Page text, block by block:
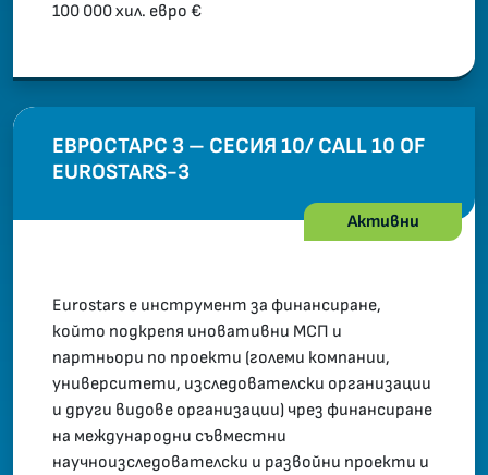
100 000 хил. евро €
ЕВРОСТАРС 3 – СЕСИЯ 10/ CALL 10 OF
EUROSTARS-3
Активни
Eurostars е инструмент за финансиране,
който подкрепя иновативни МСП и
партньори по проекти (големи компании,
университети, изследователски организации
и други видове организации) чрез финансиране
на международни съвместни
научноизследователски и развойни проекти и